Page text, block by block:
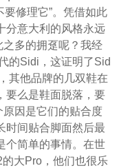
要修理它”。凭借如此
分意大利的风格永远
多的拥趸呢？我经
的Sidi，这证明了Sid
其他品牌的几双鞋在
要么是鞋面脱落，要
因是它们的贴合度
时间贴合脚面然后最
个简单的事情。在世
大Pro，他们也很乐